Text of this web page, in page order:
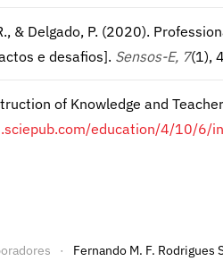
& Delgado, P. (2020).
e desafios]. Sensos-E, 7(1),
of Knowledge and
education/4/10/6/
Fernando M. F. Rodrigues